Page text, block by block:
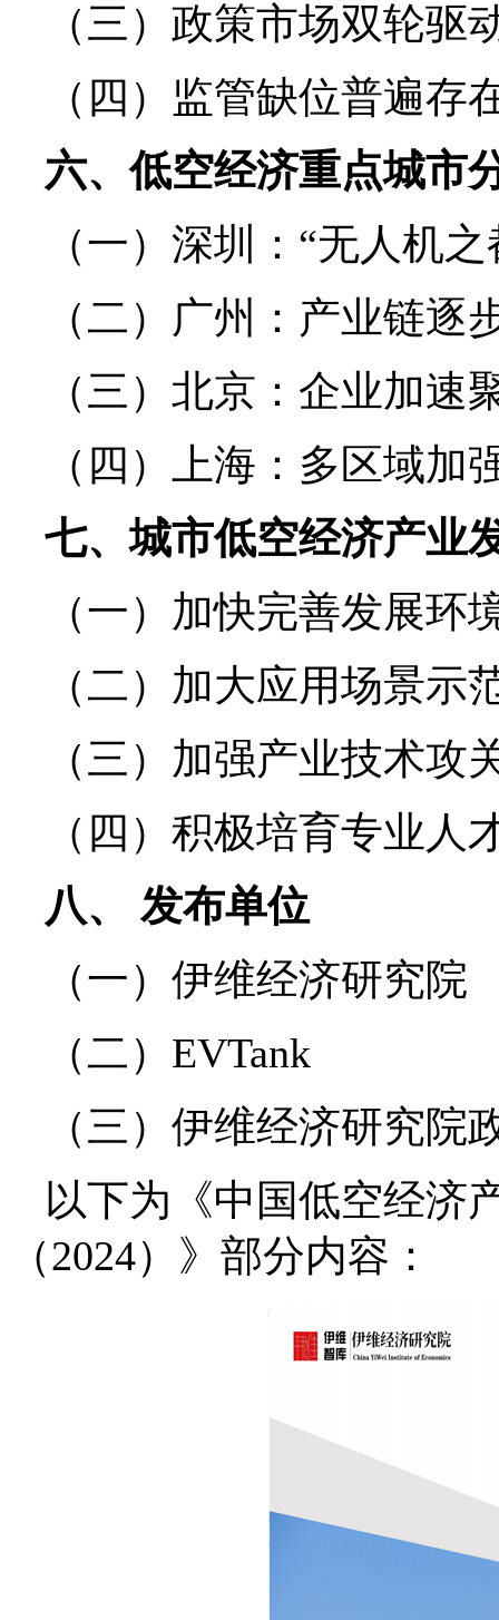
（三）政策市场双轮驱
（四）监管缺位普遍存
六、低空经济重点城市
（一）深圳：“无人机
（二）广州：产业链逐
（三）北京：企业加速
（四）上海：多区域加
七、城市低空经济产业
（一）加快完善发展环
（二）加大应用场景示
（三）加强产业技术攻
（四）积极培育专业
八、 发布单位
（一）伊维经济研究院
（二）EVTank
（三）伊维经济研究院
以下为《中国低空经济
（2024）》部分内容：